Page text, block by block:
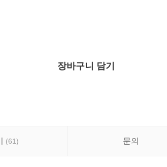
장바구니 담기
(61) 문의